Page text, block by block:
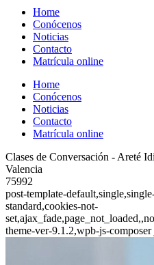
Home
Conócenos
Noticias
Contacto
Matrícula online
Home
Conócenos
Noticias
Contacto
Matrícula online
Clases de Conversación - Areté
Valencia
75992
post-template-
standard,cookies-not-
theme-ver-9.1.2,wpb-js-